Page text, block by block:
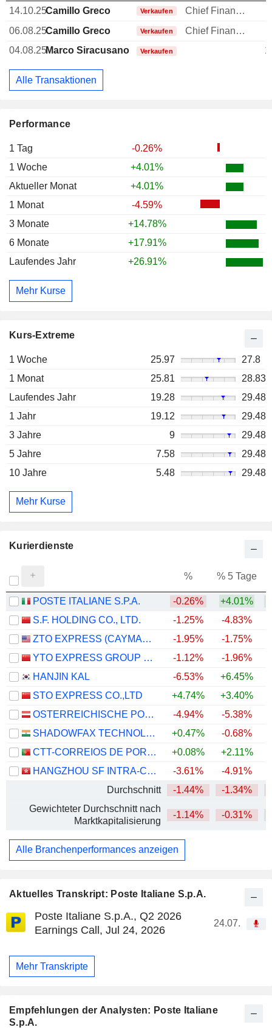
Aktuelles Transkript: Poste Italiane S.p.A.
Poste Italiane S.p.A., Q2 2026
Earnings Call, Jul 24, 2026
24.07.
Mehr Transkripte
Empfehlungen der Analysten: Poste Italiane
S.p.A.
Performance
1 Tag
-0.26%
1 Woche
+4.01%
Aktueller Monat
+4.01%
1 Monat
-4.59%
3 Monate
+14.78%
6 Monate
+17.91%
Laufendes Jahr
+26.91%
Mehr Kurse
Kurs-Extreme
1 Woche 25.97
27.8
1 Monat
25.81
28.83
Laufendes Jahr
19.28
29.48
1 Jahr
19.12
29.48
3 Jahre
9
29.48
5 Jahre
7.58
29.48
10 Jahre
5.48 29.48
Mehr Kurse
14.10.25Camillo Greco Verkaufen Chief Financial Officer (CFO)
06.08.25Camillo Greco Verkaufen Chief Financial Officer (CFO)
04.08.25Marco Siracusano Verkaufen
Alle Transaktionen
Kurierdienste
% % 5 Tage
POSTE ITALIANE S.P.A. -0.26% +4.01%
S.F. HOLDING CO., LTD.
-1.25% -4.83%
ZTO EXPRESS (CAYMAN) INC.
-1.95% -1.75%
YTO EXPRESS GROUP CO.,LTD.
-1.12% -1.96%
HANJIN KAL
-6.53% +6.45%
STO EXPRESS CO.,LTD
+4.74% +3.40%
OSTERREICHISCHE POST AG
-4.94% -5.38%
SHADOWFAX TECHNOLOGIES LIMITED
+0.47%
-0.68%
CTT-CORREIOS DE PORTUGAL, S.A.
+0.08% +2.11%
HANGZHOU SF INTRA-CITY INDUSTRIAL CO., LTD.
-3.61% -4.91%
Durchschnitt
-1.44% -1.34%
Gewichteter Durchschnitt nach
Marktkapitalisierung
-1.14% -0.31%
Alle Branchenperformances anzeigen